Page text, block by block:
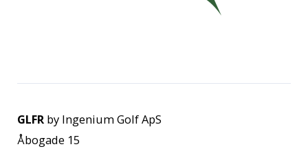
GLFRby Ingenium Golf ApS
Åbogade 15